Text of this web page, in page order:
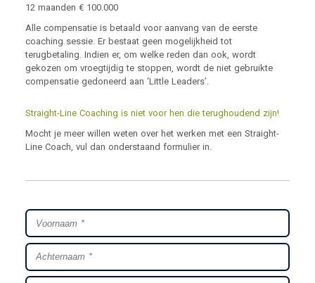
12 maanden € 100.000
Alle compensatie is betaald voor aanvang van de eerste
coaching sessie. Er bestaat geen mogelijkheid tot
terugbetaling. Indien er, om welke reden dan ook, wordt
gekozen om vroegtijdig te stoppen, wordt de niet gebruikte
compensatie gedoneerd aan ‘Little Leaders’.
Straight-Line Coaching is niet voor hen die terughoudend zijn!
Mocht je meer willen weten over het werken met een Straight-
Line Coach, vul dan onderstaand formulier in.